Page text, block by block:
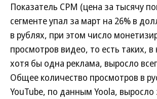
Показатель CPM (цена за тысячу
сегменте упал за март на 26% в
в рублях, при этом число
просмотров видео, то есть таких,
хотя бы одна реклама, выросло
Общее количество просмотров в
YouTube, по данным Yoola, выросло